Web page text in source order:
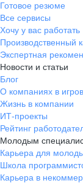
Готовое резюме
Все сервисы
Хочу у вас работать
Производственный
Экспертная
Новости и статьи
Блог
О компаниях в
Жизнь в компании
ИТ-проекты
Рейтинг
Молодым
Карьера для
Школа
Карьера в